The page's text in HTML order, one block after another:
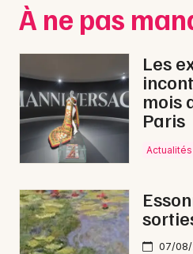
À ne pas
Les
mois
Paris
Actualités
07/